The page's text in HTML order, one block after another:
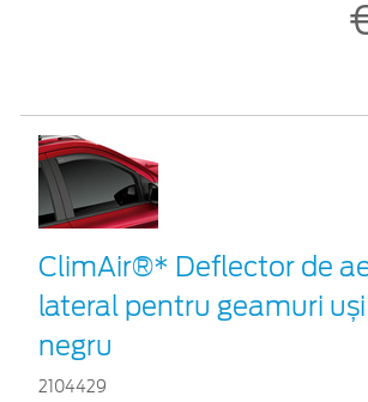
ClimAir®* Deflector de
lateral pentru geamuri
negru
2104429